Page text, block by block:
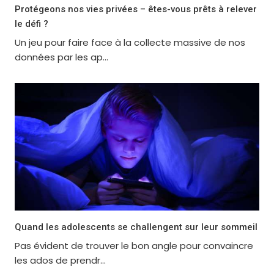
Protégeons nos vies privées – êtes-vous prêts à relever
le défi ?
Un jeu pour faire face à la collecte massive de nos
données par les ap...
Quand les adolescents se challengent sur leur sommeil
Pas évident de trouver le bon angle pour convaincre
les ados de prendr...